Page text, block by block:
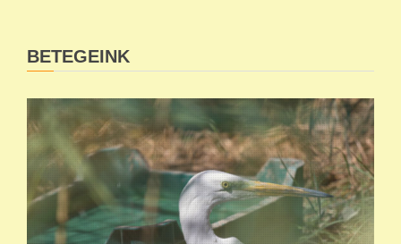
BETEGEINK